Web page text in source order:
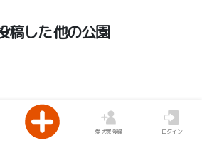
稿した他の公園
愛犬家登録 ログイン